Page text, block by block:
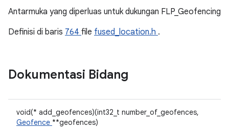
Antarmuka yang diperluas untuk dukungan FLP_Geofencing
Definisi di baris 764 file fused_location.h .
Dokumentasi Bidang
void(* add_geofences)(int32_t number_of_geofences,
Geofence **geofences)